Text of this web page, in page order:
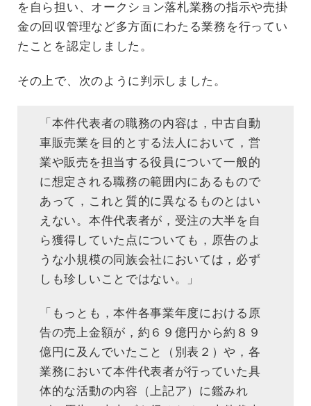
を自ら担い、オークション落札業務の指示や売掛
金の回収管理など多方面にわたる業務を行ってい
たことを認定しました。
その上で、次のように判示しました。
「本件代表者の職務の内容は，中古自動
車販売業を目的とする法人において，営
業や販売を担当する役員について一般的
に想定される職務の範囲内にあるもので
あって，これと質的に異なるものとはい
えない。本件代表者が，受注の大半を自
ら獲得していた点についても，原告のよ
うな小規模の同族会社においては，必ず
しも珍しいことではない。」
「もっとも，本件各事業年度における原
告の売上金額が，約６９億円から約８９
億円に及んでいたこと（別表２）や，各
業務において本件代表者が行っていた具
体的な活動の内容（上記ア）に鑑みれ